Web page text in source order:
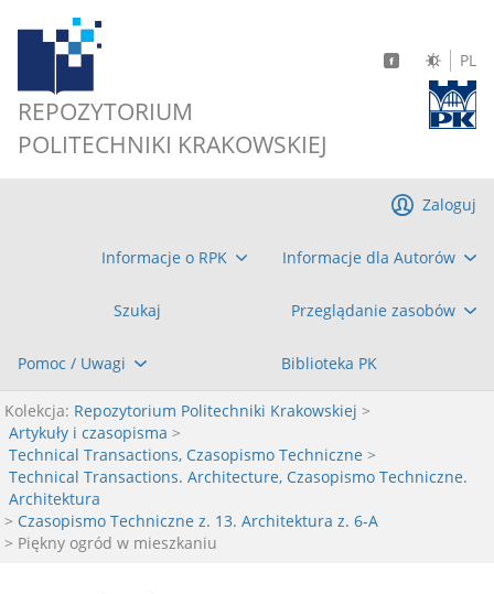
REPOZYTORIUM
POLITECHNIKI KRAKOWSKIEJ
PL
Informacje o RPK Informacje dla Autorów
Szukaj Przeglądanie zasobów
Pomoc / Uwagi Biblioteka PK
Zaloguj
Kolekcja: Repozytorium Politechniki Krakowskiej >
Artykuły i czasopisma >
Technical Transactions, Czasopismo Techniczne >
Technical Transactions. Architecture, Czasopismo Techniczne.
Architektura
> Czasopismo Techniczne z. 13. Architektura z. 6-A
> Piękny ogród w mieszkaniu